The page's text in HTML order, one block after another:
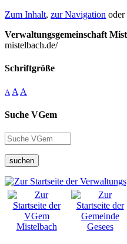
Zum Inhalt, zur Navigation oder
Verwaltungsgemeinschaft
mistelbach.de/
Schriftgröße
A A A
Suche VGem
suchen